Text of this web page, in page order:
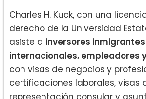
Charles H. Kuck, con una
derecho de la Universidad
asiste a inversores inmigrantes
internacionales, empleadores
con visas de negocios y
certificaciones laborales, visas
representación consular y